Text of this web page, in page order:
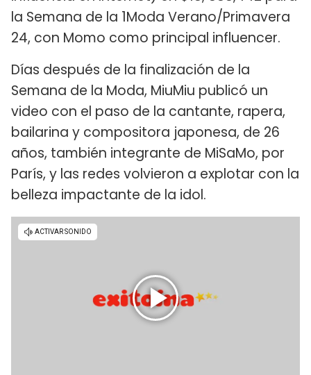
la Semana de la 1Moda Verano/Primavera
24, con Momo como principal influencer.
Días después de la finalización de la
Semana de la Moda, MiuMiu publicó un
video con el paso de la cantante, rapera,
bailarina y compositora japonesa, de 26
años, también integrante de MiSaMo, por
París, y las redes volvieron a explotar con la
belleza impactante de la idol.